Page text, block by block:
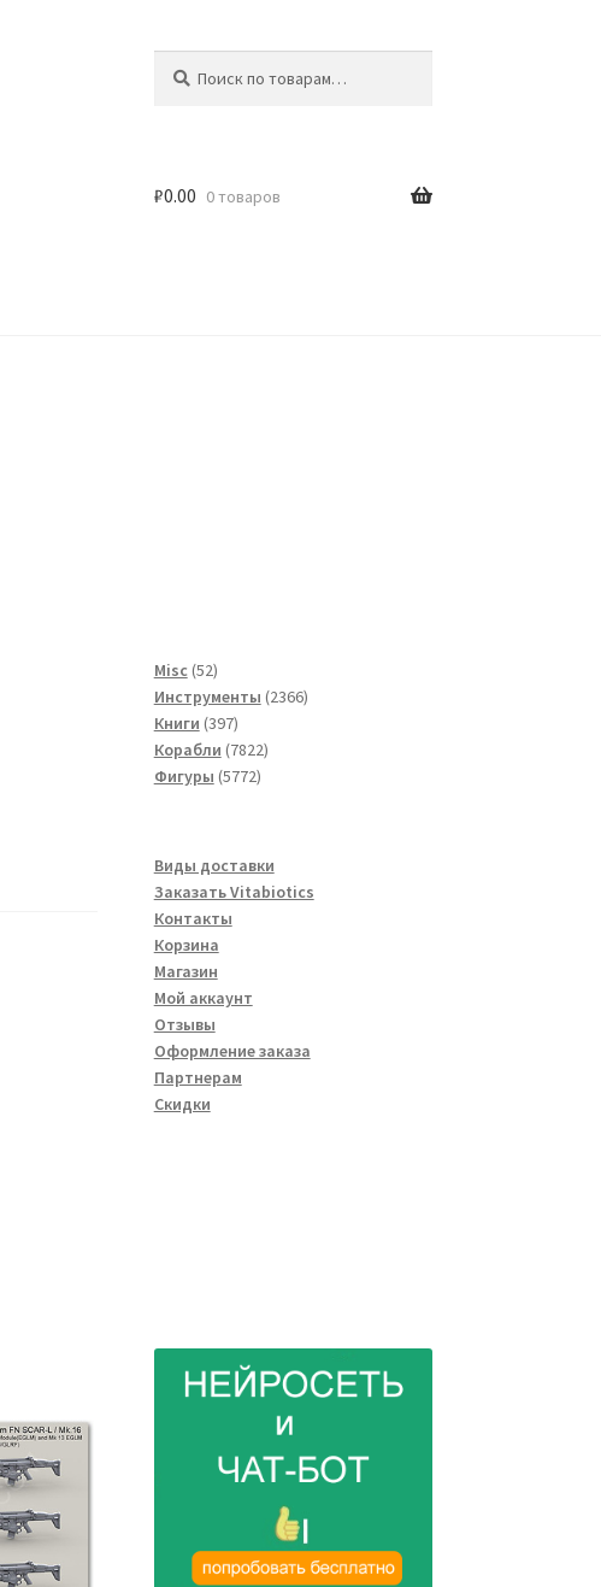
₽0.00 0 товаров
Misc 5252
товара
Инструменты 23662366
Книги 397397
товаров
Корабли 78227822
Фигуры 57725772
Виды доставки
Заказать Vitabiotics
Контакты
Корзина
Магазин
Мой аккаунт
Отзывы
Оформление заказа
Партнерам
Скидки